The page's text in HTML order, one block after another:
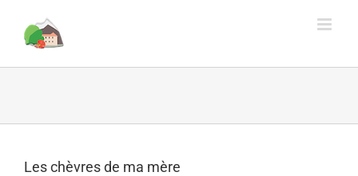
content
Les chèvres de ma mère